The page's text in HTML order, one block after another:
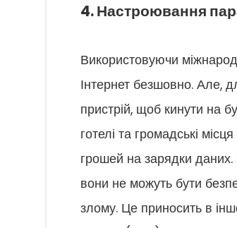
4. Настроювання
Використовуючи
Інтернет безшовно. Але,
пристрій, щоб кинути на
готелі та громадські
грошей на зарядки
вони не можуть бути
злому. Це приносить в